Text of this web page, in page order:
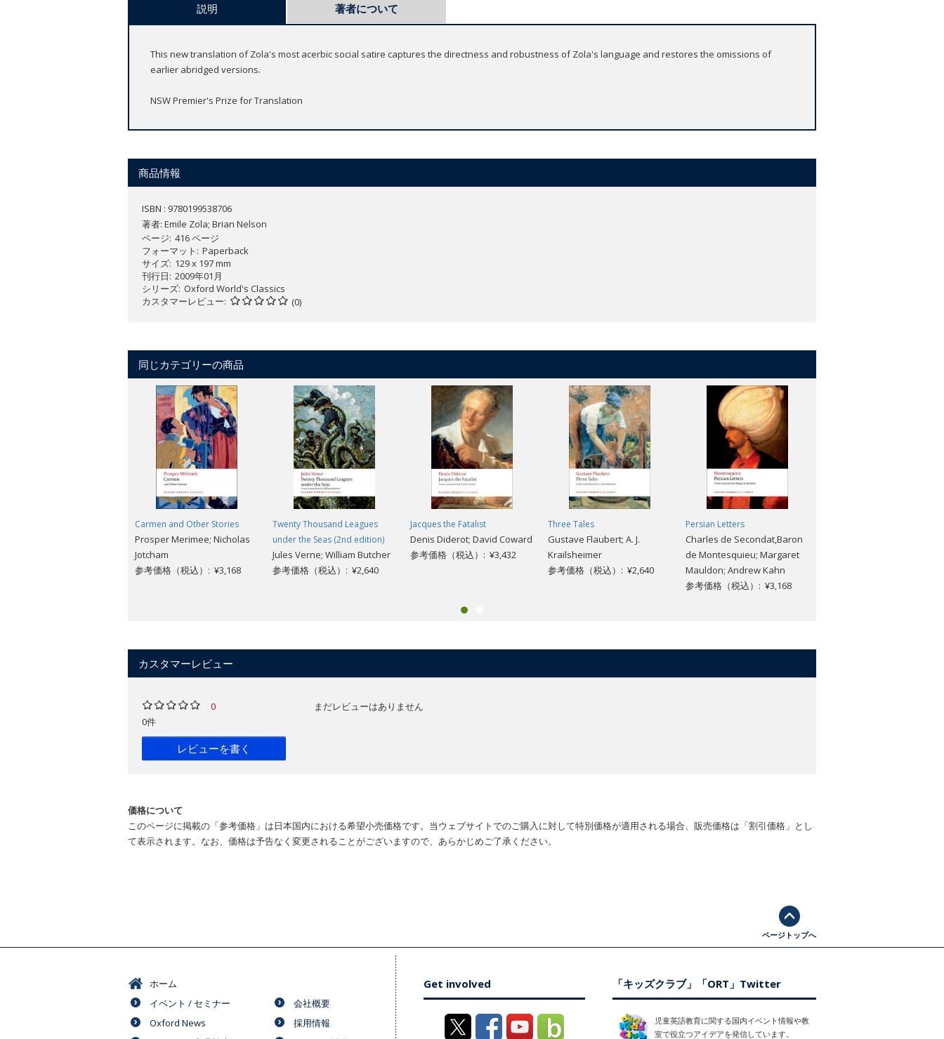
説明 著者について
This new translation of Zola's most acerbic social satire captures the directness and robustness of Zola's language and restores the omissions of
earlier abridged versions.
NSW Premier's Prize for Translation
商品情報
ISBN : 9780199538706
著者: Emile Zola; Brian Nelson
ページ 416 ページ
フォーマット
Paperback
サイズ 129 x 197 mm
刊行日 2009年01月
シリーズ Oxford World's Classics
カスタマーレビュー
(0)
同じカテゴリーの商品
Carmen and Other Stories
Prosper Merimee; Nicholas
Jotcham
参考価格（税込）: ¥3,168
Twenty Thousand Leagues
under the Seas (2nd edition)
Jules Verne; William Butcher
参考価格（税込）: ¥2,640
Jacques the Fatalist
Denis Diderot; David Coward
参考価格（税込）: ¥3,432
Three Tales
Gustave Flaubert; A. J.
Krailsheimer
参考価格（税込）: ¥2,640
Persian Letters
Charles de Secondat,Baron
de Montesquieu; Margaret
Mauldon; Andrew Kahn
参考価格（税込）: ¥3,168
カスタマーレビュー
0
0件
レビューを書く
まだレビューはありません
価格について
このページに掲載の「参考価格」は日本国内における希望小売価格です。当ウェブサイトでのご購入に対して特別価格が適用される場合、販売価格は「割引価格」とし
て表示されます。なお、価格は予告なく変更されることがございますので、あらかじめご了承ください。
ページトップへ
ホーム
イベント / セミナー
Oxford News
会社概要
採用情報
Get involved 「キッズクラブ」「ORT」Twitter
児童英語教育に関する国内イベント情報や教
室で役立つアイデアを発信しています。